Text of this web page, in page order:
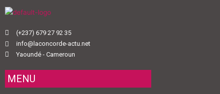
(+237) 679 27 92 35
info@laconcorde-actu.net
Yaoundé - Cameroun
MENU